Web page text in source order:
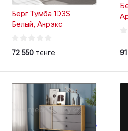
Берг Тумба 1D3S,
Белый, Анрэкс
72 550 тенге